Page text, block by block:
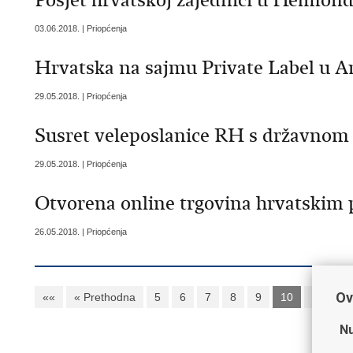
03.06.2018. | Priopćenja
Hrvatska na sajmu Private Label u
29.05.2018. | Priopćenja
Susret veleposlanice RH s
29.05.2018. | Priopćenja
Otvorena online trgovina hrvatskim
26.05.2018. | Priopćenja
«« « Prethodna 5 6 7 8 9 10